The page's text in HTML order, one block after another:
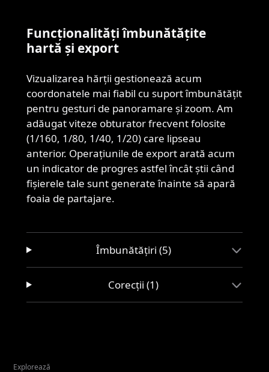
Funcționalități îmbunătățite
hartă și export
Vizualizarea hărții gestionează acum
coordonatele mai fiabil cu suport îmbunătățit
pentru gesturi de panoramare și zoom. Am
adăugat viteze obturator frecvent folosite
(1/160, 1/80, 1/40, 1/20) care lipseau
anterior. Operațiunile de export arată acum
un indicator de progres astfel încât știi când
fișierele tale sunt generate înainte să apară
foaia de partajare.
Îmbunătățiri (5)
Corecții (1)
Explorează